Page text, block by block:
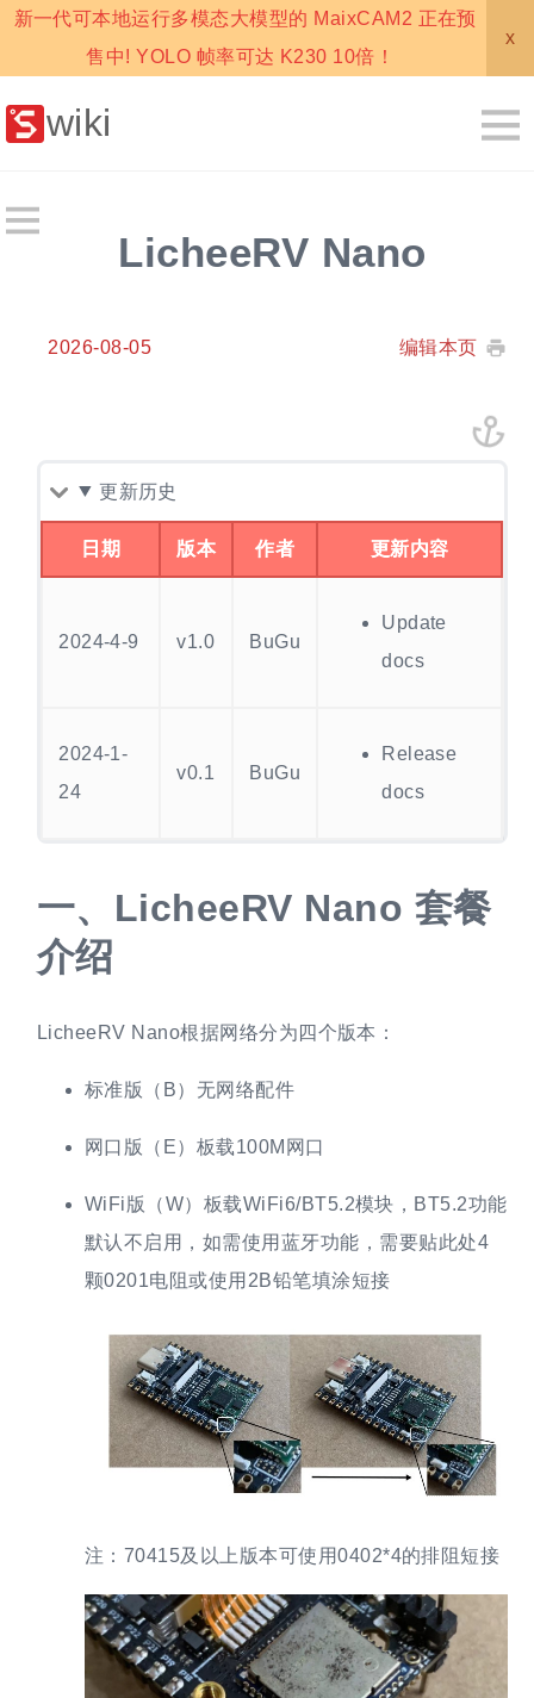
新一代可本地运行多模态大模型的 MaixCAM2 正在预
售中! YOLO 帧率可达 K230 10倍！
x
wiki
LicheeRV Nano
2026-08-05 编辑本页
更新历史
日期 版本 作者 更新内容
2024-4-9 v1.0 BuGu
Update
docs
2024-1-
24
v0.1 BuGu
Release
docs
一、 LicheeRV Nano 套餐
介绍
LicheeRV Nano根据网络分为四个版本：
标准版（B）无网络配件
网口版（E）板载100M网口
WiFi版（W）板载WiFi6/BT5.2模块，BT5.2功能
默认不启用，如需使用蓝牙功能，需要贴此处4
颗0201电阻或使用2B铅笔填涂短接
注：70415及以上版本可使用0402*4的排阻短接